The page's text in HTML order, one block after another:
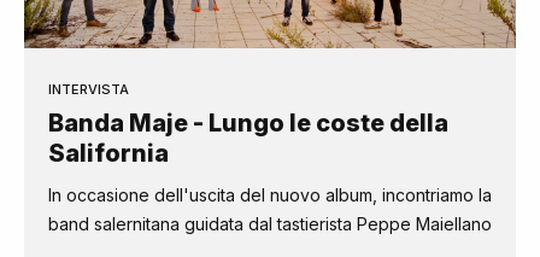
INTERVISTA
Banda Maje - Lungo le coste della
Salifornia
In occasione dell'uscita del nuovo album, incontriamo la
band salernitana guidata dal tastierista Peppe Maiellano